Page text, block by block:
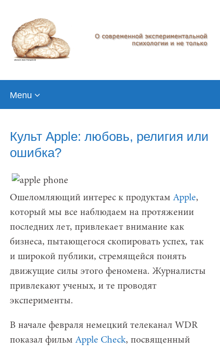
Menu
Культ Apple: любовь, религия или
ошибка?
Ошеломляющий интерес к продуктам Apple,
который мы все наблюдаем на протяжении
последних лет, привлекает внимание как
бизнеса, пытающегося скопировать успех, так
и широкой публики, стремящейся понять
движущие силы этого феномена. Журналисты
привлекают ученых, и те проводят
эксперименты.
В начале февраля немецкий телеканал WDR
показал фильм Apple Check, посвященный